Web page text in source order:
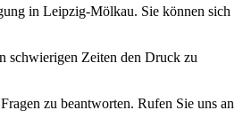
in Leipzig-Mölkau. Sie können sich
schwierigen Zeiten den Druck zu
zu beantworten. Rufen Sie uns an